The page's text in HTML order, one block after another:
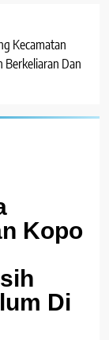
Kecamatan
Berkeliaran Dan
Kopo
Di